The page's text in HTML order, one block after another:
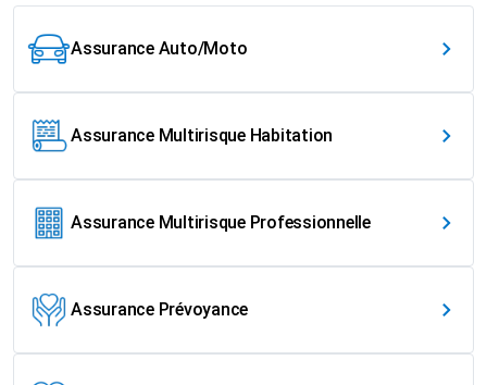
Assurance Auto/Moto
Assurance Multirisque Habitation
Assurance Multirisque Professionnelle
Assurance Prévoyance